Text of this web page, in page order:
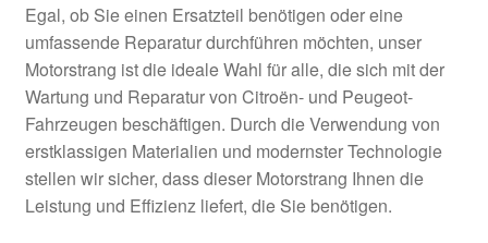
Über uns
Warenkorb
Weltweiter Versand
Egal, ob Sie einen Ersatzteil benötigen oder eine
umfassende Reparatur durchführen möchten, unser
Motorstrang ist die ideale Wahl für alle, die sich mit der
Wartung und Reparatur von Citroën- und Peugeot-
Fahrzeugen beschäftigen. Durch die Verwendung von
erstklassigen Materialien und modernster Technologie
stellen wir sicher, dass dieser Motorstrang Ihnen die
Leistung und Effizienz liefert, die Sie benötigen.